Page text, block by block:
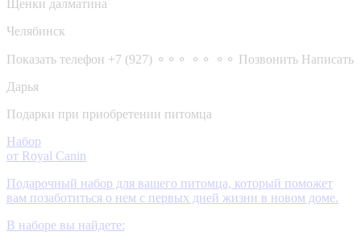
Щенки далматина
Челябинск
Показать телефон +7 (927) ⚬⚬⚬ ⚬⚬ ⚬⚬ Позвонить Написать
Дарья
Подарки при приобретении питомца
Набор
от Royal Canin
Подарочный набор для вашего питомца, который поможет
вам позаботиться о нем с первых дней жизни в новом доме.
В наборе вы найдете: